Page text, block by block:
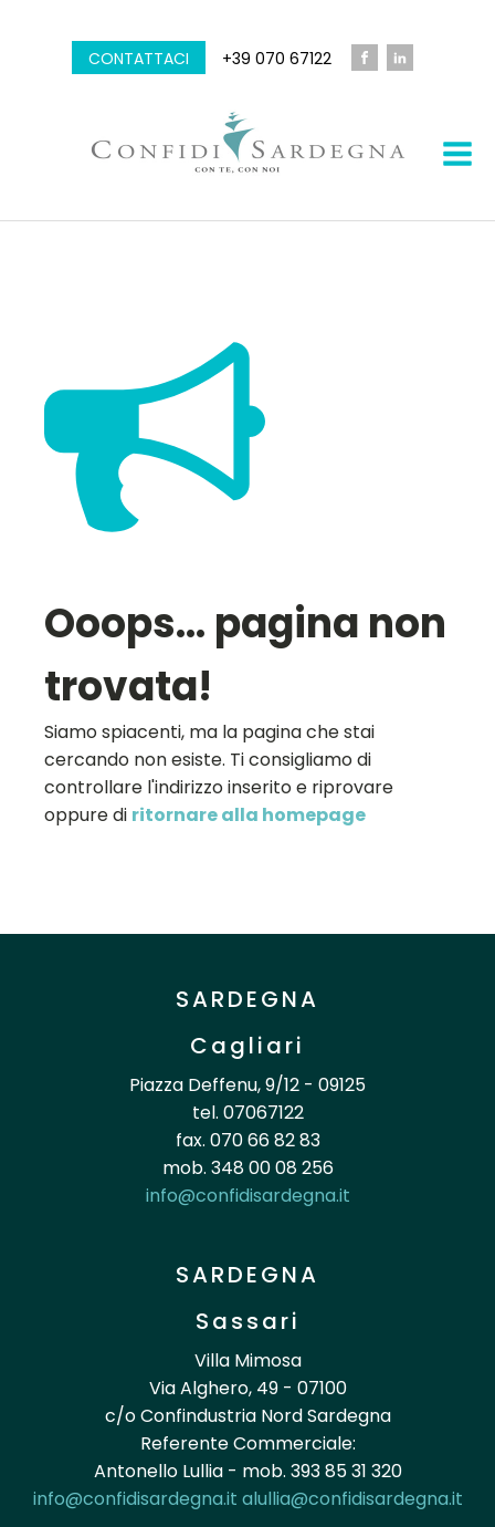
CONTATTACI +39 070 67122
Ooops... pagina non
trovata!
Siamo spiacenti, ma la pagina che stai
cercando non esiste. Ti consigliamo di
controllare l'indirizzo inserito e riprovare
oppure di ritornare alla homepage
SARDEGNA
Cagliari
Piazza Deffenu, 9/12 - 09125
tel. 07067122
fax. 070 66 82 83
mob. 348 00 08 256
info@confidisardegna.it
SARDEGNA
Sassari
Villa Mimosa
Via Alghero, 49 - 07100
c/o Confindustria Nord Sardegna
Referente Commerciale:
Antonello Lullia - mob. 393 85 31 320
info@confidisardegna.it alullia@confidisardegna.it